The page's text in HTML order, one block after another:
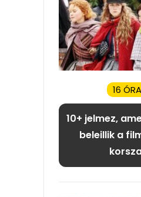
16
10+ jelmez,
beleillik a